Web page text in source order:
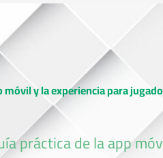
y la experiencia para
práctica de la app